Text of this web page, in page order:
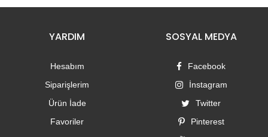
YARDIM
Hesabım
Siparişlerim
Ürün İade
Favoriler
SOSYAL MEDYA
Facebook
İnstagram
Twitter
Pinterest